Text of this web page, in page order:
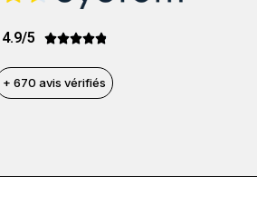
4.9/5 
+ 670 avis vérifiés